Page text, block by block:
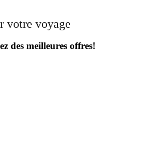
votre voyage
des meilleures offres!